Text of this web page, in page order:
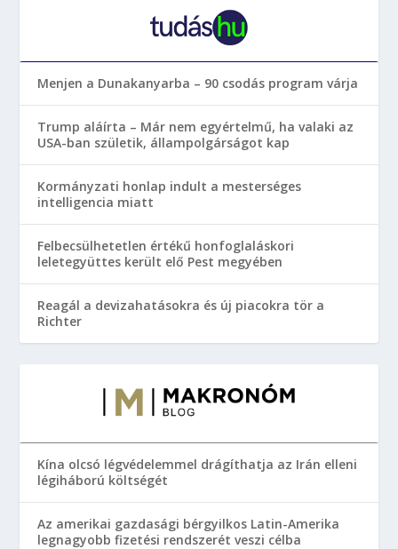
Menjen a Dunakanyarba – 90 csodás program várja
Trump aláírta – Már nem egyértelmű, ha valaki az
USA-ban születik, állampolgárságot kap
Kormányzati honlap indult a mesterséges
intelligencia miatt
Felbecsülhetetlen értékű honfoglaláskori
leletegyüttes került elő Pest megyében
Reagál a devizahatásokra és új piacokra tör a
Richter
Kína olcsó légvédelemmel drágíthatja az Irán elleni
légiháború költségét
Az amerikai gazdasági bérgyilkos Latin-Amerika
legnagyobb fizetési rendszerét veszi célba